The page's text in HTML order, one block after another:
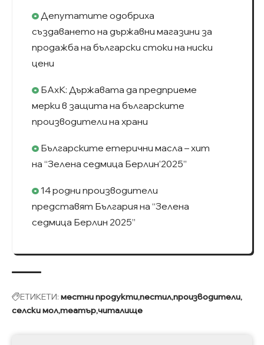
Депутатите одобриха
създаването на държавни магазини за
продажба на български стоки на ниски
цени
БАхК: Държавата да предприеме
мерки в защита на българските
производители на храни
Българските етерични масла – хит
на “Зелена седмица Берлин’2025”
14 родни производители
представят България на “Зелена
седмица Берлин 2025”
ЕТИКЕТИ: местни продуктипестилпроизводители
селски молтеатърчиталище